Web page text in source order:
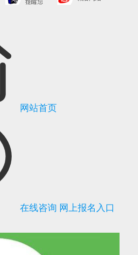
网络警察提醒你 诚信网站
网站首页
在线咨询 网上报名入口